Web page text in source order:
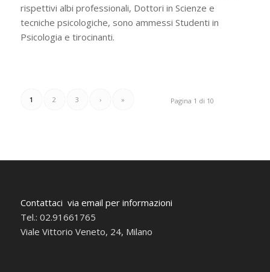
rispettivi albi professionali, Dottori in Scienze e
tecniche psicologiche, sono ammessi Studenti in
Psicologia e tirocinanti.
Pagina 1 di 10
1 2 3 › »
Contattaci via email per informazioni
Tel.: 02.91661765
Viale Vittorio Veneto, 24, Milano